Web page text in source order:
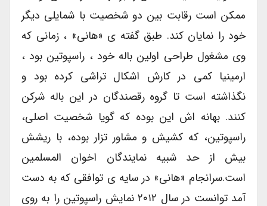
ممکن است رقابت بین دو شخصیت با شمایلی دیگر
خود را نمایان کند. طبق گفته ی «هانی» ، زمانی که
وی مشغول طراحی اولین باله خود ، راسپوتین بود ،
ارمینیا کمی در کارش اشکال تراشی کرده بود و
نگذاشته است تا گروه رقصندگان در این باله شرکن
کنند. بهانه اش این بوده که گویا شخصیت اصلی،
راسپوتین، که کشیش و مشاور تزار بوده، با ریشش
بیش از حد شبیه نمایندگان اخوان المسلمین
است.سرانجام «هانی» در سایه ی توافقی که به دست
آمد توانست در سال ۲۰۱۲ نمایش راسپوتین را به روی